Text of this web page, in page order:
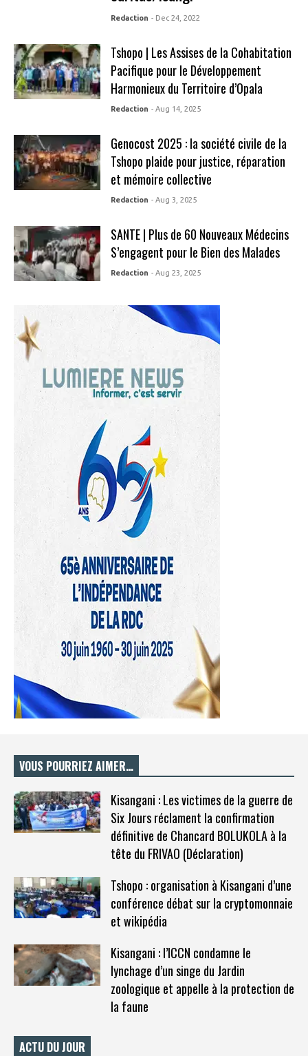
Redaction - Dec 24, 2022
Tshopo | Les Assises de la Cohabitation
Pacifique pour le Développement
Harmonieux du Territoire d’Opala
Redaction - Aug 14, 2025
Genocost 2025 : la société civile de la
Tshopo plaide pour justice, réparation
et mémoire collective
Redaction - Aug 3, 2025
SANTE | Plus de 60 Nouveaux Médecins
S’engagent pour le Bien des Malades
Redaction - Aug 23, 2025
VOUS POURRIEZ AIMER…
Kisangani : Les victimes de la guerre de
Six Jours réclament la confirmation
définitive de Chancard BOLUKOLA à la
tête du FRIVAO (Déclaration)
Tshopo : organisation à Kisangani d’une
conférence débat sur la cryptomonnaie
et wikipédia
Kisangani : l’ICCN condamne le
lynchage d’un singe du Jardin
zoologique et appelle à la protection de
la faune
ACTU DU JOUR